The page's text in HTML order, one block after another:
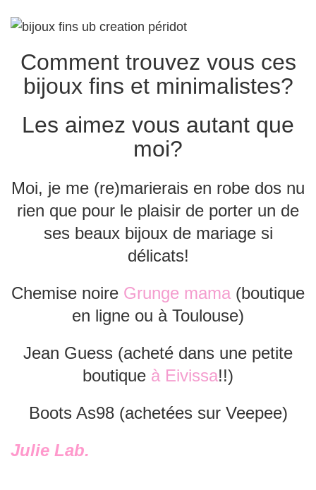
Comment trouvez vous ces
bijoux fins et minimalistes?
Les aimez vous autant que
moi?
Moi, je me (re)marierais en robe dos nu
rien que pour le plaisir de porter un de
ses beaux bijoux de mariage si
délicats!
Chemise noire Grunge mama (boutique
en ligne ou à Toulouse)
Jean Guess (acheté dans une petite
boutique à Eivissa!!)
Boots As98 (achetées sur Veepee)
Julie Lab.